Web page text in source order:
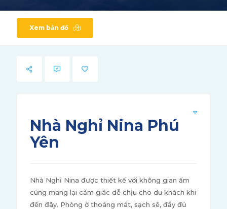
Xem bản đồ
Nhà Nghỉ Nina Phú
Yên
Nhà Nghỉ Nina được thiết kế với không gian ấm
cúng mang lại cảm giác dễ chịu cho du khách khi
đến đây. Phòng ở thoáng mát, sạch sẽ, đầy đủ